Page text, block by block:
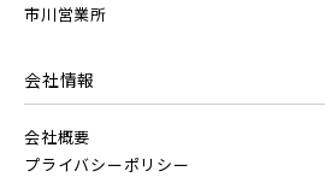
東武アーバンパークライン
市川営業所
会社情報
会社概要
プライバシーポリシー